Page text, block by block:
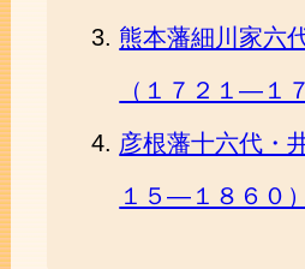
熊本藩細川家六
（１７２１―１
彦根藩十六代・
１５―１８６０）